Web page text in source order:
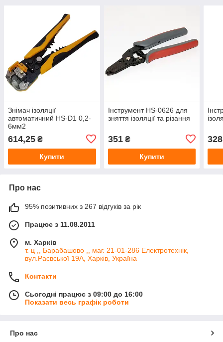
Знімач ізоляції
автоматичний HS-D1 0,2-
6мм2
614,25 ₴
Купити
Інструмент HS-0626 для
зняття ізоляції та різання
351₴
Купити
Про нас
95% позитивних з 267 відгуків за рік
Працює з 11.08.2011
м. Харків
т. ц ,, Барабашово ,, маг. 21-01-286 Електротехнік,
вул.Раєвської 19А, Харків, Україна
Контакти
Сьогодні працює з 09:00 до 16:00
Показати весь графік роботи
Про нас